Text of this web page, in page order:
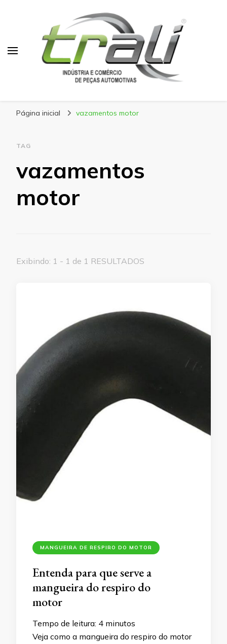
Página inicial vazamentos motor
TAG
vazamentos
motor
Exibindo: 1 - 1 de 1 RESULTADOS
MANGUEIRA DE RESPIRO DO MOTOR
Entenda para que serve a
mangueira do respiro do
motor
Tempo de leitura: 4 minutos
Veja como a mangueira do respiro do motor